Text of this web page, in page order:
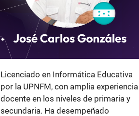
.
Licenciado en Informática Educativa
por la UPNFM, con amplia experiencia
docente en los niveles de primaria y
secundaria. Ha desempeñado